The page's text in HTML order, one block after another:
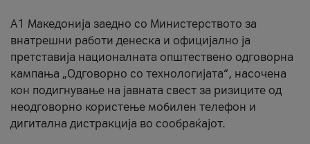
A1 Македонија заедно со Министерството за
внатрешни работи денеска и официјално ја
претставија националната општествено одговорна
кампања „Одговорно со технологијата“, насочена
кон подигнување на јавната свест за ризиците од
неодговорно користење мобилен телефон и
дигитална дистракција во сообраќајот.